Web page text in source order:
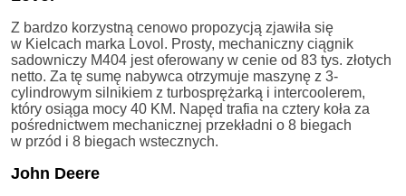
Z bardzo korzystną cenowo propozycją zjawiła się
w Kielcach marka Lovol. Prosty, mechaniczny ciągnik
sadowniczy M404 jest oferowany w cenie od 83 tys. złotych
netto. Za tę sumę nabywca otrzymuje maszynę z 3-
cylindrowym silnikiem z turbosprężarką i intercoolerem,
który osiąga mocy 40 KM. Napęd trafia na cztery koła za
pośrednictwem mechanicznej przekładni o 8 biegach
w przód i 8 biegach wstecznych.
John Deere